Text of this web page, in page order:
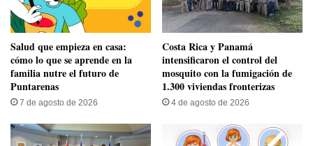
Salud que empieza en casa:
cómo lo que se aprende en la
familia nutre el futuro de
Puntarenas
7 de agosto de 2026
Costa Rica y Panamá
intensificaron el control del
mosquito con la fumigación de
1.300 viviendas fronterizas
4 de agosto de 2026